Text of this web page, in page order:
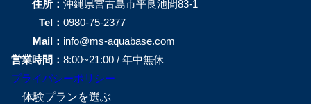
住所： 沖縄県宮古島市平良池間83-1
Tel： 0980-75-2377
Mail： info@ms-aquabase.com
営業時間： 8:00~21:00 / 年中無休
プライバシーポリシー
体験プランを選ぶ